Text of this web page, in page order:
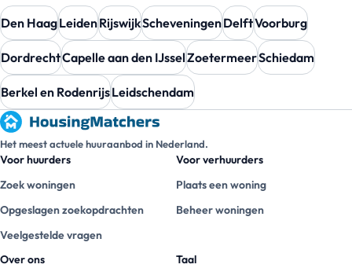
Den HaagLeidenRijswijkScheveningenDelftVoorburg
DordrechtCapelle aan den IJsselZoetermeerSchiedam
Berkel en RodenrijsLeidschendam
Het meest actuele huuraanbod in Nederland.
Voor huurders
Zoek woningen
Opgeslagen zoekopdrachten
Veelgestelde vragen
Voor verhuurders
Plaats een woning
Beheer woningen
Over ons Taal